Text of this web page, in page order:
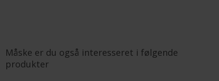
Måske er du også interesseret i følgende
produkter